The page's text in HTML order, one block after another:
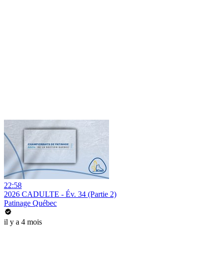
22:58
2026 CADULTE - Év. 34 (Partie 2)
Patinage Québec
il y a 4 mois